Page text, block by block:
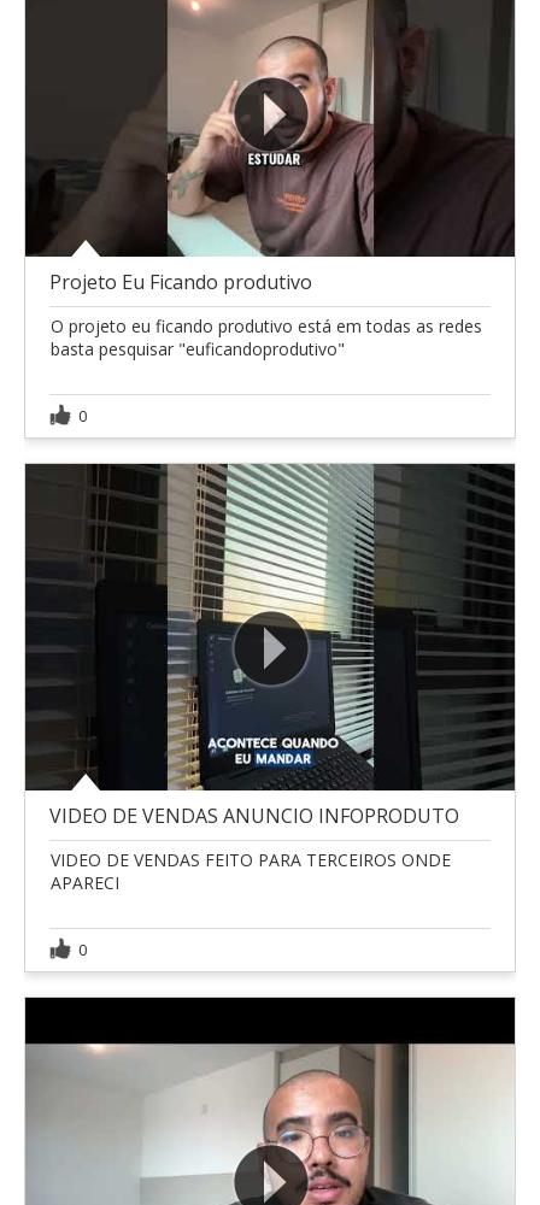
Projeto Eu Ficando produtivo
O projeto eu ficando produtivo está em todas as redes
basta pesquisar "euficandoprodutivo"
0
VIDEO DE VENDAS ANUNCIO INFOPRODUTO
VIDEO DE VENDAS FEITO PARA TERCEIROS ONDE
APARECI
0